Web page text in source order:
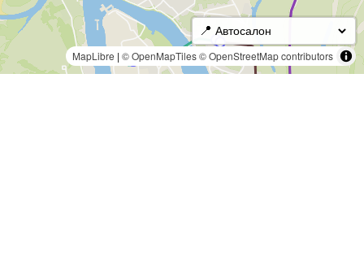
MapLibre | © OpenMapTiles© OpenStreetMap contributors
📍